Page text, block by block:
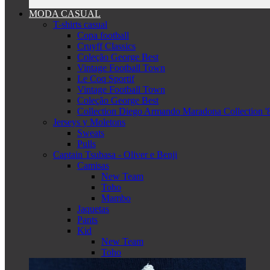
MODA CASUAL
T-shirts casual
Copa football
Cruyff Classics
Coleção George Best
Vintage Football Town
Le Coq Sportif
Vintage Football Town
Coleção George Best
Collection Diego Armando Maradona Collection
Jerseys y Moletons
Sweats
Pulls
Captain Tsubasa - Oliver e Benji
Camisas
New Team
Toho
Mambo
Jaquetas
Pants
Kid
New Team
Toho